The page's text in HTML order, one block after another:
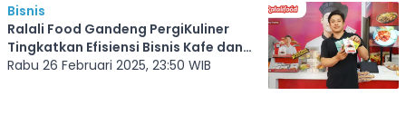
Bisnis
Ralali Food Gandeng PergiKuliner
Tingkatkan Efisiensi Bisnis Kafe dan
Restoran
Rabu 26 Februari 2025, 23:50 WIB